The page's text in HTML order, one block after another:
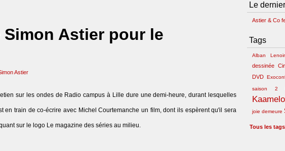
Astier pour le
Astier
sur les ondes de Radio campus à Lille dure une demi-heure, durant lesquelles
en train de co-écrire avec Michel Courtemanche un film, dont ils espèrent qu'il sera
sur le logo Le magazine des séries au milieu.
Le
Astier & Co
Tags
Alban Lenoir
dessinée
DVD
saison 2
joie demeure
Tous les tags